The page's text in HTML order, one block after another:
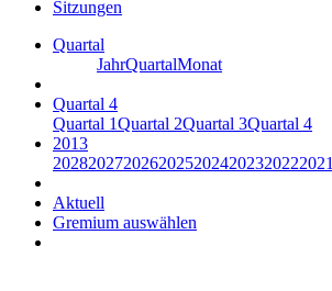
Sitzungen
Quartal
JahrQuartalMonat
Quartal 4
Quartal 1Quartal 2Quartal 3Quartal 4
2013
20282027202620252024202320222021
Aktuell
Gremium auswählen